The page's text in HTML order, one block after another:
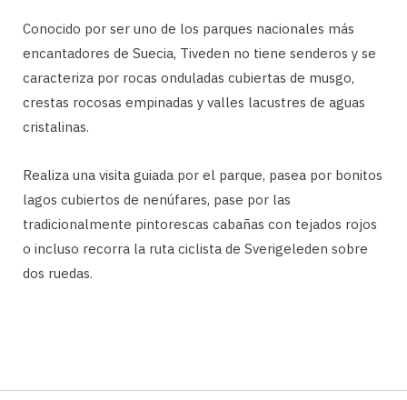
Conocido por ser uno de los parques nacionales más
encantadores de Suecia, Tiveden no tiene senderos y se
caracteriza por rocas onduladas cubiertas de musgo,
crestas rocosas empinadas y valles lacustres de aguas
cristalinas.
Realiza una visita guiada por el parque, pasea por bonitos
lagos cubiertos de nenúfares, pase por las
tradicionalmente pintorescas cabañas con tejados rojos
o incluso recorra la ruta ciclista de Sverigeleden sobre
dos ruedas.